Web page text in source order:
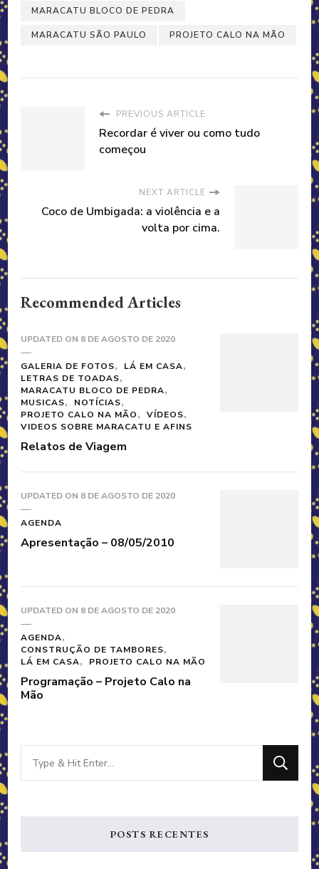
MARACATU BLOCO DE PEDRA
MARACATU SÃO PAULO PROJETO CALO NA MÃO
PREVIOUS ARTICLE
Recordar é viver ou como tudo
começou
NEXT ARTICLE
Coco de Umbigada: a violência e a
volta por cima.
Recommended Articles
UPDATED ON 8 DE AGOSTO DE 2020
GALERIA DE FOTOS
LÁ EM CASA
LETRAS DE TOADAS
MARACATU BLOCO DE PEDRA
MUSICAS
NOTÍCIAS
PROJETO CALO NA MÃO
VÍDEOS
VIDEOS SOBRE MARACATU E AFINS
Relatos de Viagem
UPDATED ON 8 DE AGOSTO DE 2020
AGENDA
Apresentação – 08/05/2010
UPDATED ON 8 DE AGOSTO DE 2020
AGENDA
CONSTRUÇÃO DE TAMBORES
LÁ EM CASA
PROJETO CALO NA MÃO
Programação – Projeto Calo na
Mão
Looking
for
POSTS RECENTES